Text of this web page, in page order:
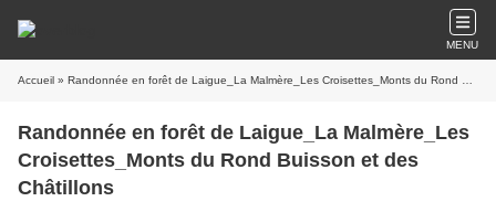
MENU
Accueil » Randonnée en forêt de Laigue_La Malmère_Les Croisettes_Monts du Rond Buisson et des Châtillons
Randonnée en forêt de Laigue_La Malmère_Les
Croisettes_Monts du Rond Buisson et des
Châtillons